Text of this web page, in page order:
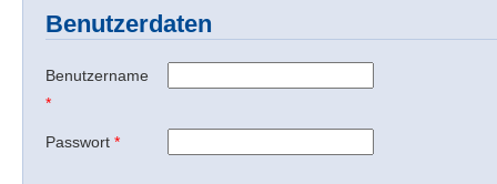
Benutzerdaten
Benutzername
*
Passwort *